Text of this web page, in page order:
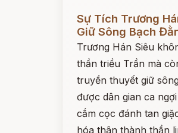
Sự Tích Trương
Giữ Sông Bạch
Trương Hán Siêu
thần triều Trần mà
truyền thuyết giữ
được dân gian ca
cắm cọc đánh tan
hóa thân thành thần